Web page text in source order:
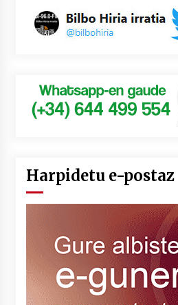
Harpidetu e-postaz